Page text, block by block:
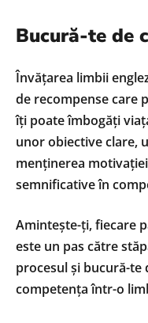
Bucură-te de
Învățarea limbii
de recompense care
îți poate îmbogăți
unor obiective clare,
menținerea
semnificative în
Amintește-ți, fiecare
este un pas către
procesul și bucură-te
competența într-o